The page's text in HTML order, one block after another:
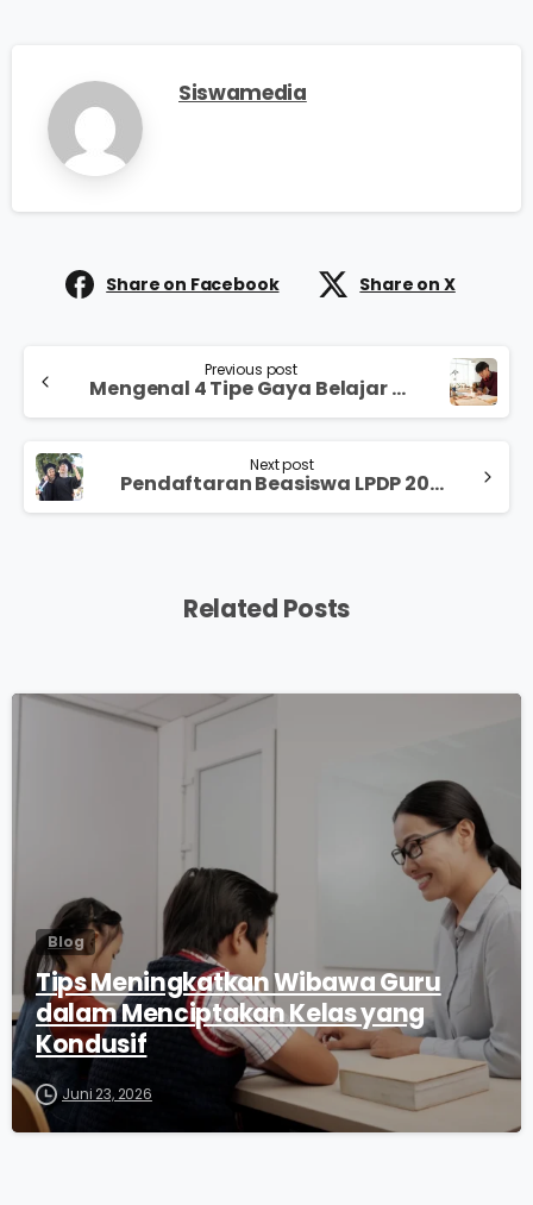
Siswamedia
Share on Facebook Share on X
Previous post
Mengenal 4 Tipe Gaya Belajar dan Karakteristiknya, Mana yang Sesuai dengan Diri Kamu?
Next post
Pendaftaran Beasiswa LPDP 2025 Dibuka Mulai 17 Januari, Ketahui Syarat dan Cara Mendaftarnya
Related Posts
Blog
Tips Meningkatkan Wibawa Guru
dalam Menciptakan Kelas yang
Kondusif
Juni 23, 2026